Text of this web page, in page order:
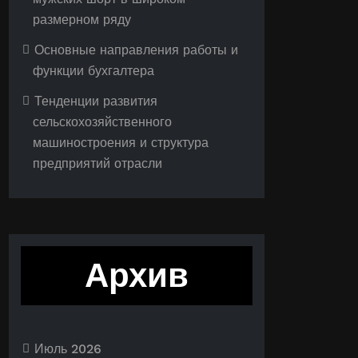
размерном ряду
Основные направления работы и
функции бухгалтера
Тенденции развития
сельскохозяйственного
машиностроения и структура
предприятий отрасли
Архив
Июль 2026